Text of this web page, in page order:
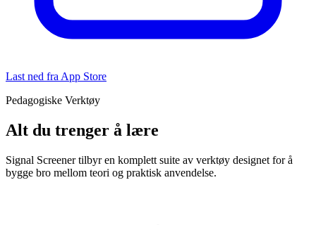
Last ned fra App Store
Pedagogiske Verktøy
Alt du trenger å lære
Signal Screener tilbyr en komplett suite av verktøy designet for å
bygge bro mellom teori og praktisk anvendelse.